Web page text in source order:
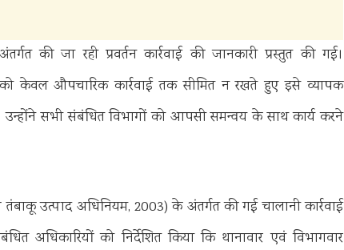
की जा रही प्रवर्तन कार्रवाई की जानकारी प्रस्तुत की गई।
केवल औपचारिक कार्रवाई तक सीमित न रखते हुए इसे व्यापक
सभी संबंधित विभागों को आपसी समन्वय के साथ कार्य करने
उत्पाद अधिनियम, 2003) के अंतर्गत की गई चालानी कार्रवाई
अधिकारियों को निर्देशित किया कि थानावार एवं विभागवार